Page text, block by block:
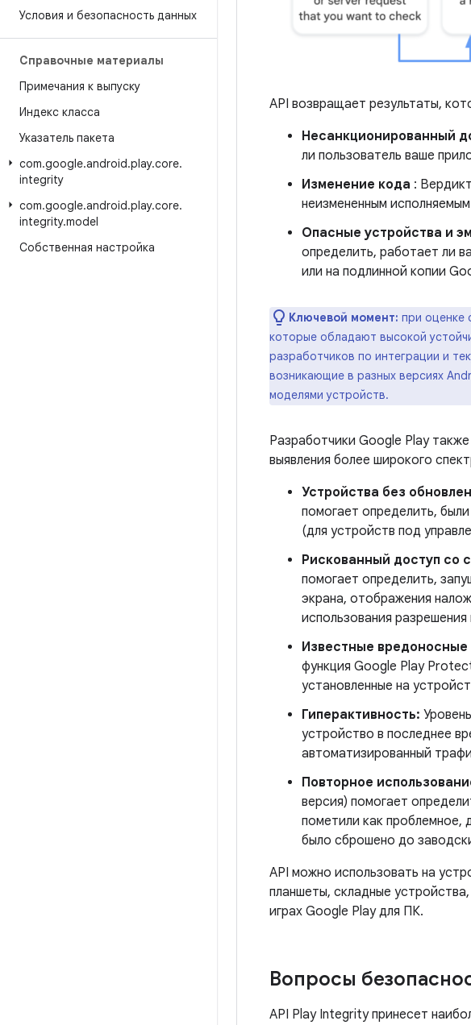
Условия и безопасность данных
Справочные материалы
Примечания к выпуску
Индекс класса
Указатель пакета
com.google.android.play.core.
integrity
com.google.android.play.core.
integrity.model
Собственная настройка
API возвращает результаты,
Несанкционированный
ли пользователь ваше
Изменение кода : Вердикт
неизмененным
Опасные устройства и
определить, работает ли
или на подлинной копии
Ключевой момент: при оценке
которые обладают высокой
разработчиков по интеграции и
возникающие в разных версиях
моделями устройств.
Разработчики Google Play
выявления более широкого
Устройства без
помогает определить,
(для устройств под
Рискованный доступ со
помогает определить,
экрана, отображения
использования
Известные
функция Google Play
установленные на
Гиперактивность: Уровень
устройство в последнее
автоматизированный
Повторное
версия) помогает
пометили как проблемное,
было сброшено до
API можно использовать на
планшеты, складные
играх Google Play для ПК.
Вопросы
API Play Integrity принесет